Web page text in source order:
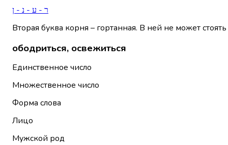
ר - ע - נ - ן
Вторая буква корня – гортанная. В ней не может
ободриться, освежиться
Единственное число
Множественное число
Форма слова
Лицо
Мужской род